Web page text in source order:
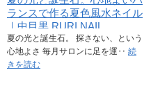
ランスで作る夏色風水ネイル
｜中目黒 RURI NAIL
夏の光と誕生石。 探さない、という
心地よさ 毎月サロンに足を運‥ 続
きを読む